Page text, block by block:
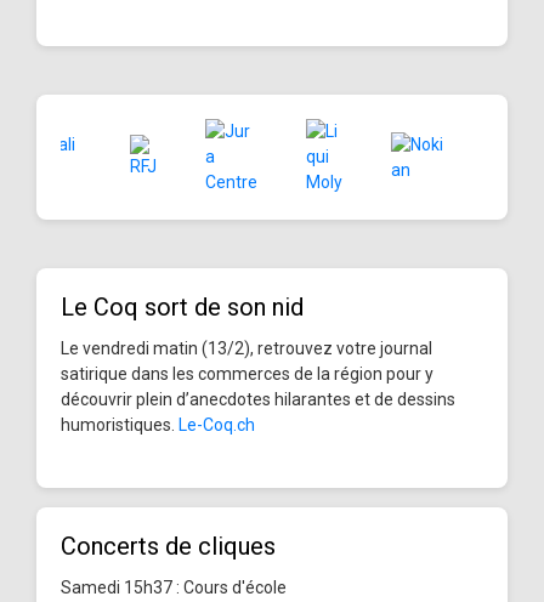
Le Coq sort de son nid
Le vendredi matin (13/2), retrouvez votre journal
satirique dans les commerces de la région pour y
découvrir plein d’anecdotes hilarantes et de dessins
humoristiques. Le-Coq.ch
Concerts de cliques
Samedi 15h37 : Cours d'école